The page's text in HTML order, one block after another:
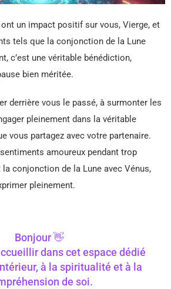
un impact positif sur vous, Vierge, et
tels que la conjonction de la Lune
c’est une véritable bénédiction,
bien méritée.
derrière vous le passé, à surmonter les
pleinement dans la véritable
vous partagez avec votre partenaire.
amoureux pendant trop
la conjonction de la Lune avec Vénus,
pleinement.
Bonjour 👋
dans cet espace dédié
à la spiritualité et à la
de soi.